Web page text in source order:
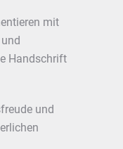
mit
Handschrift
und